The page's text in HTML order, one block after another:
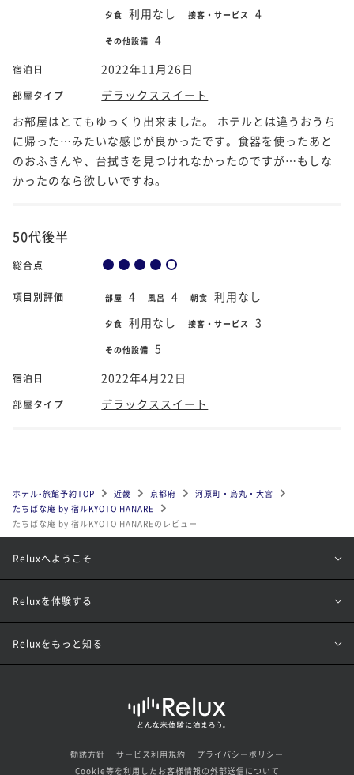
夕食 利用なし 接客・サービス 4
その他設備 4
宿泊日 2022年11月26日
部屋タイプ
デラックススイート
お部屋はとてもゆっくり出来ました。 ホテルとは違うおうち
に帰った…みたいな感じが良かったです。食器を使ったあと
のおふきんや、台拭きを見つけれなかったのですが…もしな
かったのなら欲しいですね。
50代後半
総合点
項目別評価 部屋 4 風呂 4 朝食 利用なし
夕食 利用なし 接客・サービス 3
その他設備 5
宿泊日 2022年4月22日
部屋タイプ デラックススイート
ホテル•旅館予約TOP 近畿 京都府
河原町・烏丸・大宮
たちばな庵 by 宿ルKYOTO HANARE
たちばな庵 by 宿ルKYOTO HANAREのレビュー
Reluxへようこそ
Reluxを体験する
Reluxをもっと知る
勧誘方針 サービス利用規約
プライバシーポリシー
Cookie等を利用したお客様情報の外部送信について